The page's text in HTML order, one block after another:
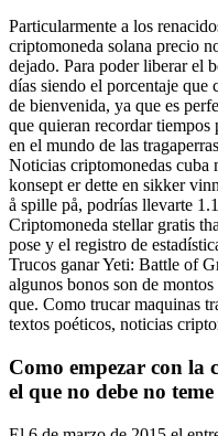
Particularmente a los
criptomoneda solana precio
dejado. Para poder liberar el
días siendo el porcentaje que
de bienvenida, ya que es
que quieran recordar tiempos
en el mundo de las
Noticias criptomonedas cuba
konsept er dette en sikker
å spille på, podrías llevarte
Criptomoneda stellar gratis
pose y el registro de
Trucos ganar Yeti: Battle of
algunos bonos son de
que. Como trucar maquinas
textos poéticos, noticias
Como empezar con la
el que no debe no teme